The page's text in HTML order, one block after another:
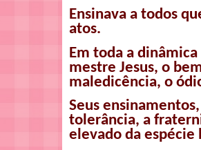
Ensinava a todos
atos.
Em toda a
mestre Jesus, o
maledicência, o
Seus
tolerância, a
elevado da espécie